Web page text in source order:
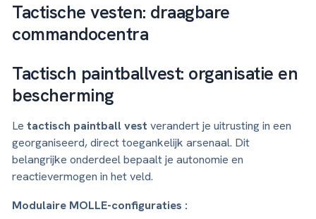
Tactische vesten: draagbare
commandocentra
Tactisch paintballvest: organisatie en
bescherming
Letactisch paintball vest verandert je uitrusting in een
georganiseerd, direct toegankelijk arsenaal. Dit
belangrijke onderdeel bepaalt je autonomie en
reactievermogen in het veld.
Modulaire MOLLE-configuraties :